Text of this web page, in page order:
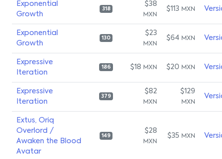
Exponential
Growth
318
$38
MXN
$113 MXN
Exponential
Growth
130
$23
MXN
$64 MXN
Expressive
Iteration
186 $18 MXN $20 MXN
Expressive
Iteration
379
$82
MXN
$129
MXN
Extus, Oriq
Overlord /
Awaken the Blood
Avatar
149
$28
MXN
$35 MXN